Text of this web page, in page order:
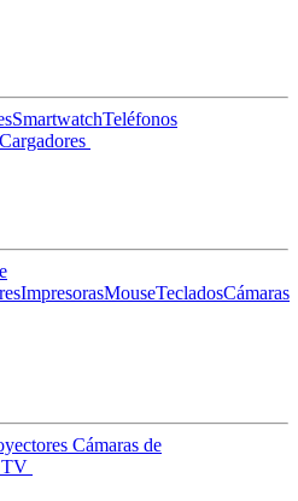
SmartwatchTeléfonos
ImpresorasMouseTecladosCámaras
Cámaras de
TV